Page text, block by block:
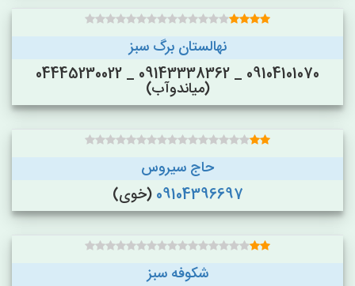
نهالستان برگ سبز
09104101070 _ 09143338362 _ 04445230022
(میاندوآب)
حاج سیروس
09104396697 (خوی)
شکوفه سبز